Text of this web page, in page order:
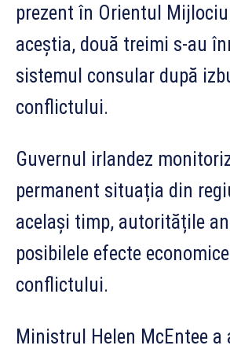
prezent în Orientul
aceștia, două treimi s-au
sistemul consular după
conflictului.
Guvernul irlandez
permanent situația din
același timp, autoritățile
posibilele efecte
conflictului.
Ministrul Helen McEntee a